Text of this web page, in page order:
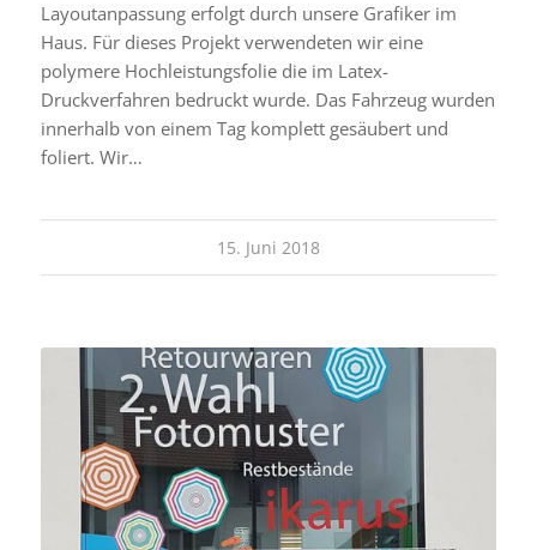
Layoutanpassung erfolgt durch unsere Grafiker im
Haus. Für dieses Projekt verwendeten wir eine
polymere Hochleistungsfolie die im Latex-
Druckverfahren bedruckt wurde. Das Fahrzeug wurden
innerhalb von einem Tag komplett gesäubert und
foliert. Wir…
15. Juni 2018